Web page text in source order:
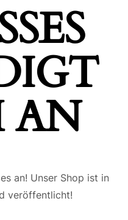
K
S
an! Unser Shop ist in
veröffentlicht!